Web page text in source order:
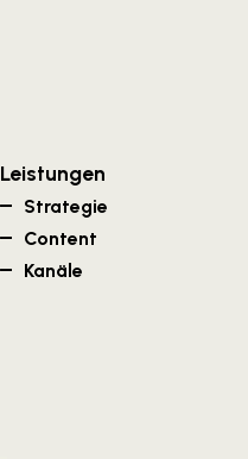
Leistungen
Strategie
Content
Kanäle